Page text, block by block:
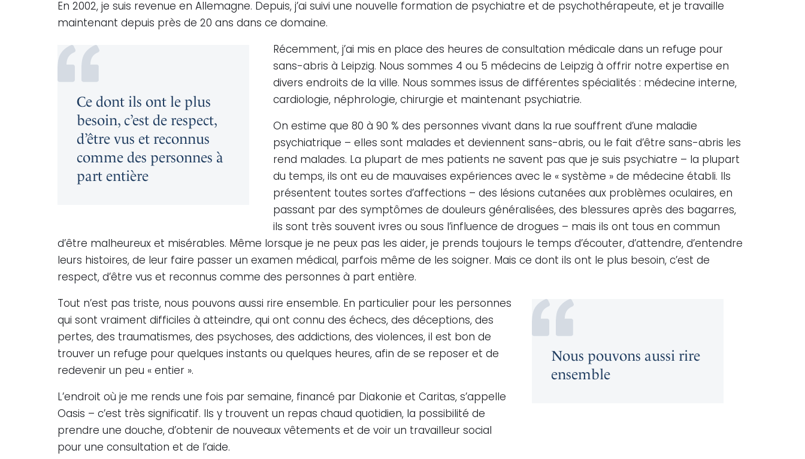
En 2002, je suis revenue en Allemagne. Depuis, j’ai suivi une nouvelle formation de psychiatre et de psychothérapeute, et je travaille
maintenant depuis près de 20 ans dans ce domaine.
Ce dont ils ont le plus
besoin, c’est de respect,
d’être vus et reconnus
comme des personnes à
part entière
Récemment, j’ai mis en place des heures de consultation médicale dans un refuge pour
sans-abris à Leipzig. Nous sommes 4 ou 5 médecins de Leipzig à offrir notre expertise en
divers endroits de la ville. Nous sommes issus de différentes spécialités : médecine interne,
cardiologie, néphrologie, chirurgie et maintenant psychiatrie.
On estime que 80 à 90 % des personnes vivant dans la rue souffrent d’une maladie
psychiatrique – elles sont malades et deviennent sans-abris, ou le fait d’être sans-abris les
rend malades. La plupart de mes patients ne savent pas que je suis psychiatre – la plupart
du temps, ils ont eu de mauvaises expériences avec le « système » de médecine établi. Ils
présentent toutes sortes d’affections – des lésions cutanées aux problèmes oculaires, en
passant par des symptômes de douleurs généralisées, des blessures après des bagarres,
ils sont très souvent ivres ou sous l’influence de drogues – mais ils ont tous en commun
d’être malheureux et misérables. Même lorsque je ne peux pas les aider, je prends toujours le temps d’écouter, d’attendre, d’entendre
leurs histoires, de leur faire passer un examen médical, parfois même de les soigner. Mais ce dont ils ont le plus besoin, c’est de
respect, d’être vus et reconnus comme des personnes à part entière.
Nous pouvons aussi rire
ensemble
Tout n’est pas triste, nous pouvons aussi rire ensemble. En particulier pour les personnes
qui sont vraiment difficiles à atteindre, qui ont connu des échecs, des déceptions, des
pertes, des traumatismes, des psychoses, des addictions, des violences, il est bon de
trouver un refuge pour quelques instants ou quelques heures, afin de se reposer et de
redevenir un peu « entier ».
L’endroit où je me rends une fois par semaine, financé par Diakonie et Caritas, s’appelle
Oasis – c’est très significatif. Ils y trouvent un repas chaud quotidien, la possibilité de
prendre une douche, d’obtenir de nouveaux vêtements et de voir un travailleur social
pour une consultation et de l’aide.